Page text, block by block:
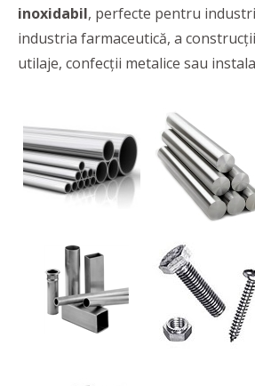
inoxidabil, perfecte pentru
industria farmaceutică, a
utilaje, confecţii metalice sau